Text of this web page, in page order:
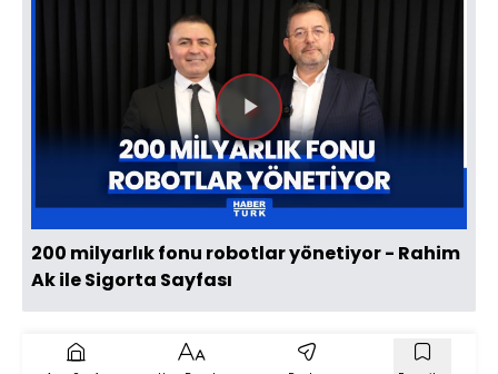
Videoyu
Oynat
200 milyarlık fonu robotlar yönetiyor - Rahim
Ak ile Sigorta Sayfası